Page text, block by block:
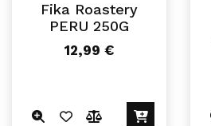
Fika Roastery
PERU 250G
12,99 €